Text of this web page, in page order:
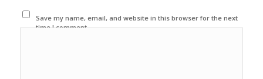
Save my name, email, and website in this browser for the next
time I comment.